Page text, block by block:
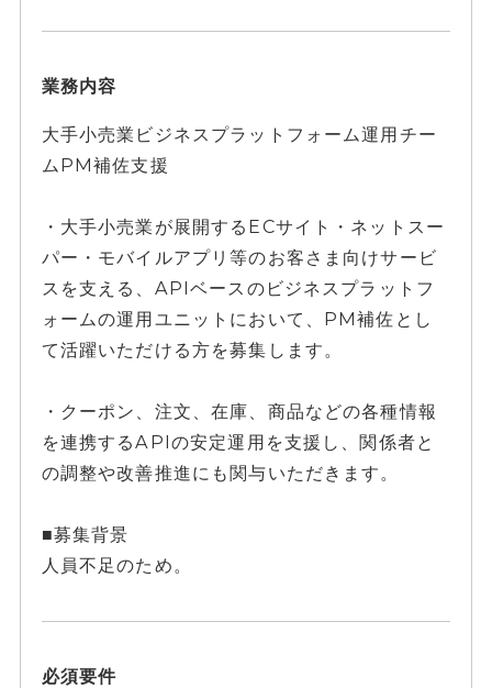
業務内容
大手小売業ビジネスプラットフォーム運用チー
ムPM補佐支援
・大手小売業が展開するECサイト・ネットスー
パー・モバイルアプリ等のお客さま向けサービ
スを支える、APIベースのビジネスプラットフ
ォームの運用ユニットにおいて、PM補佐とし
て活躍いただける方を募集します。
・クーポン、注文、在庫、商品などの各種情報
を連携するAPIの安定運用を支援し、関係者と
の調整や改善推進にも関与いただきます。
■募集背景
人員不足のため。
必須要件